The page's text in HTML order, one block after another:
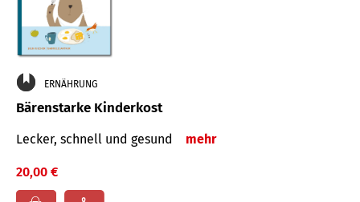
ERNÄHRUNG
Bärenstarke Kinderkost
Lecker, schnell und gesund mehr
20,00 €